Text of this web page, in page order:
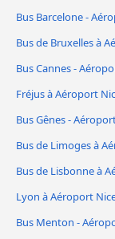
Bus Barcelone -
Bus de Bruxelles à
Bus Cannes -
Fréjus à Aéroport
Bus Gênes -
Bus de Limoges à
Bus de Lisbonne à
Lyon à Aéroport
Bus Menton -